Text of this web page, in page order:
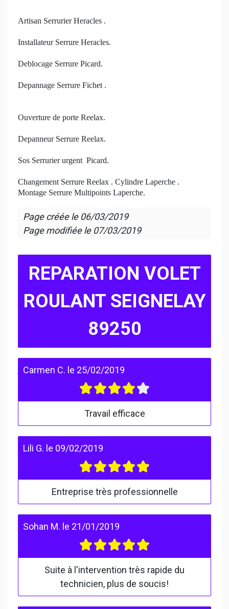
Artisan Serrurier Heracles .
Installateur Serrure Heracles.
Deblocage Serrure Picard.
Depannage Serrure Fichet .
Ouverture de porte Reelax.
Depanneur Serrure Reelax.
Sos Serrurier urgent Picard.
Changement Serrure Reelax . Cylindre Laperche .
Montage Serrure Multipoints Laperche.
Page créée le 06/03/2019
Page modifiée le 07/03/2019
REPARATION VOLET
ROULANT SEIGNELAY
89250
Carmen C. le 25/02/2019
Travail efficace
Lili G. le 09/02/2019
Entreprise très professionnelle
Sohan M. le 21/01/2019
Suite à l'intervention très rapide du
technicien, plus de soucis!